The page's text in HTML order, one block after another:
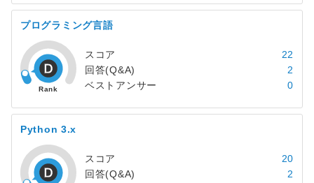
プログラミング言語
スコア
22
回答(Q&A)
2
ベストアンサー
0
Python 3.x
スコア
20
回答(Q&A)
2